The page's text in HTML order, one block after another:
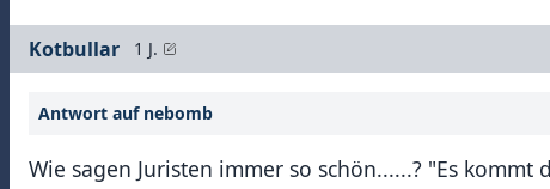
Kotbullar 1 J.
Antwort auf nebomb
Wie sagen Juristen immer so schön......? "Es kommt